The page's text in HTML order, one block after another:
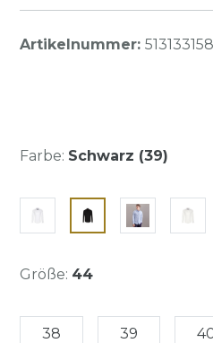
Artikelnummer: 513133158
Farbe: Schwarz (39)
Größe: 44
38 39